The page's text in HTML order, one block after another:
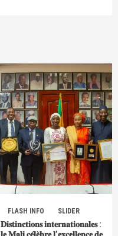
FLASH INFO SLIDER
𝐃𝐢𝐬𝐭𝐢𝐧𝐜𝐭𝐢𝐨𝐧𝐬 𝐢𝐧𝐭𝐞𝐫𝐧𝐚𝐭𝐢𝐨𝐧𝐚𝐥𝐞𝐬 :
𝐥𝐞 𝐌𝐚𝐥𝐢 𝐜𝐞́𝐥𝐞̀𝐛𝐫𝐞 𝐥’𝐞𝐱𝐜𝐞𝐥𝐥𝐞𝐧𝐜𝐞 𝐝𝐞